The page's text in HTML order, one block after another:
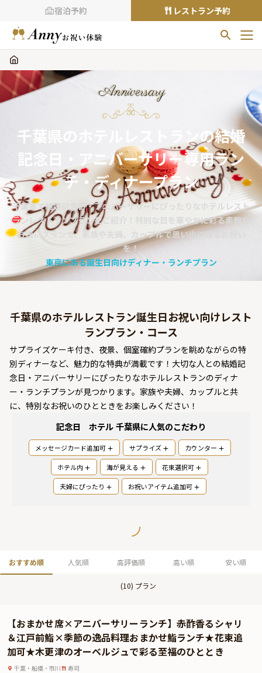
宿泊予約 レストラン予約
お気に入りの登録がありません
をクリックすることで
お気に入りに追加できます。
閲覧履歴
閲覧履歴はありません
過去に見たお店が最大10件まで表示されます。
10件を超えると、古いものから順に削除されます。
TOP
Annyお祝い体験について
Annyお祝いアイテムについて
よくあるご質問
Anniversary
千葉県のホテルレストランの結婚
記念日・アニバーサリー専用ラン
チ・ディナープラン
千葉県で結婚記念日・アニバーサリーにぴったりなホテルレスト
ランレストランプランをご紹介！特別な日を華やかに彩る素敵な
お祝いプランで、家族や夫婦、カップルで思い出に残るお祝い
を！
東京にある誕生日向けディナー・ランチプラン
千葉県のホテルレストラン誕生日お祝い向けレスト
ランプラン・コース
サプライズケーキ付き、夜景、個室確約プランを眺めながらの特
別ディナーなど、魅力的な特典が満載です！大切な人との結婚記
念日・アニバーサリーにぴったりなホテルレストランのディナ
ー・ランチプランが見つかります。家族や夫婦、カップルと共
に、特別なお祝いのひとときをお楽しみください！
記念日 ホテル 千葉県に人気のこだわり
メッセージカード追加可 サプライズ カウンター
ホテル内 海が見える 花束選択可
夫婦にぴったり お祝いアイテム追加可
おすすめ順 人気順 高評価順 高い順 安い順
(10) プラン
【おまかせ席×アニバーサリーランチ】赤酢香るシャリ
＆江戸前鮨×季節の逸品料理おまかせ鮨ランチ★花束追
加可★木更津のオーベルジュで彩る至福のひととき
千葉・船橋・市川 寿司